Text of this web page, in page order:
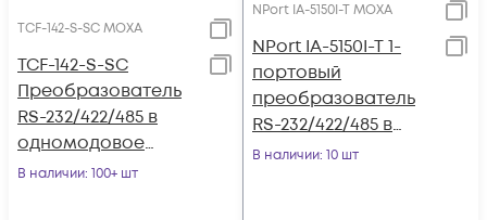
TCF-142-S-SC MOXA
TCF-142-S-SC
Преобразователь
RS-232/422/485 в
одномодовое
оптоволокно MOXA
В наличии: 100+ шт
NPort IA-5150I-T MOXA
NPort IA-5150I-T 1-
портовый
преобразователь
RS-232/422/485 в
Ethernet с
В наличии: 10 шт